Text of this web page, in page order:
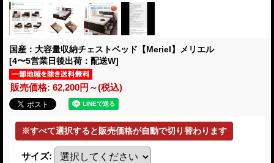
国産：大容量収納チェストベッド【Meriel】メリエル
[4〜5営業日後出荷：配送W]
販売価格: 62,200円～(税込)
サイズ: